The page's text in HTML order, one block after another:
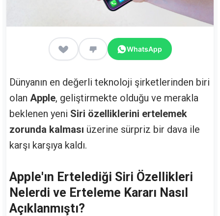
WhatsApp
Dünyanın en değerli teknoloji şirketlerinden biri
olan Apple, geliştirmekte olduğu ve merakla
beklenen yeni Siri özelliklerini ertelemek
zorunda kalması üzerine sürpriz bir dava ile
karşı karşıya kaldı.
Apple'ın Ertelediği Siri Özellikleri
Nelerdi ve Erteleme Kararı Nasıl
Açıklanmıştı?